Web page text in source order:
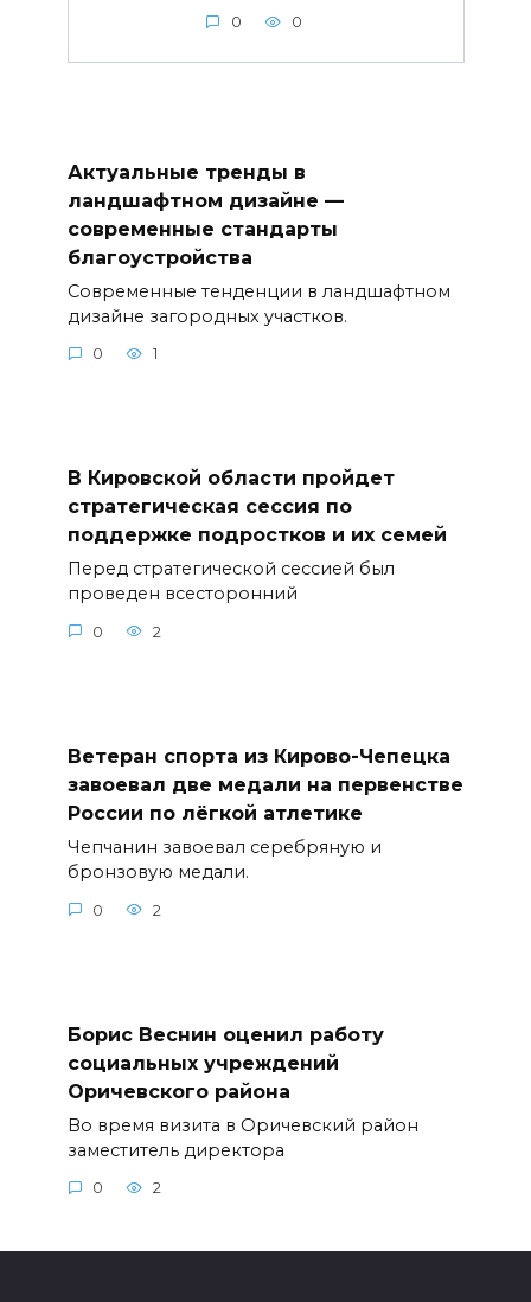
0 0
Актуальные тренды в
ландшафтном дизайне —
современные стандарты
благоустройства
Современные тенденции в ландшафтном
дизайне загородных участков.
0 1
В Кировской области пройдет
стратегическая сессия по
поддержке подростков и их семей
Перед стратегической сессией был
проведен всесторонний
0 2
Ветеран спорта из Кирово-Чепецка
завоевал две медали на первенстве
России по лёгкой атлетике
Чепчанин завоевал серебряную и
бронзовую медали.
0 2
Борис Веснин оценил работу
социальных учреждений
Оричевского района
Во время визита в Оричевский район
заместитель директора
0 2